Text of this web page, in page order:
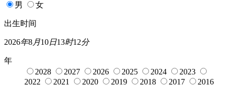
男 女
出生时间
2026年8月10日13时12分
年
2028
2027 2026 2025 2024
2023
2022
2021 2020 2019 2018 2017
2016